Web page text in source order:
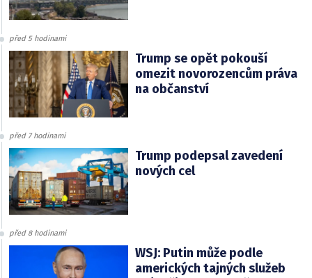
před 5 hodinami
Trump se opět pokouší
omezit novorozencům práva
na občanství
před 7 hodinami
Trump podepsal zavedení
nových cel
před 8 hodinami
WSJ: Putin může podle
amerických tajných služeb